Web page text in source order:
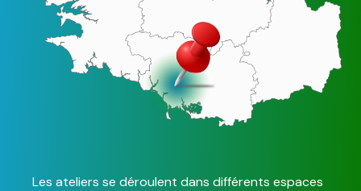
Les ateliers se déroulent dans différents espaces